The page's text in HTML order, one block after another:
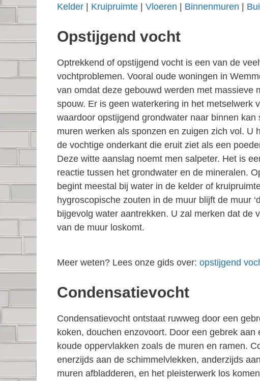
Kelder Kruipruimte Vloeren Binnenmuren
Opstijgend vocht
Optrekkend of opstijgend vocht is een van de
vochtproblemen. Vooral oude woningen in
van omdat deze gebouwd werden met massieve
spouw. Er is geen waterkering in het metselwerk
waardoor opstijgend grondwater naar binnen kan
muren werken als sponzen en zuigen zich vol. U
de vochtige onderkant die eruit ziet als een
Deze witte aanslag noemt men salpeter. Het is
reactie tussen het grondwater en de mineralen.
begint meestal bij water in de kelder of
hygroscopische zouten in de muur blijft de muur
bijgevolg water aantrekken. U zal merken dat de
van de muur loskomt.
Meer weten? Lees onze gids over: opstijgend
Condensatievocht
Condensatievocht ontstaat ruwweg door een
koken, douchen enzovoort. Door een gebrek
koude oppervlakken zoals de muren en ramen.
enerzijds aan de schimmelvlekken, anderzijds
muren afbladderen, en het pleisterwerk los